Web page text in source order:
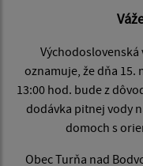
Východoslovenská
oznamuje, že dňa 15.
13:00 hod. bude z
dodávka pitnej vody
domoch s
Obec Turňa nad